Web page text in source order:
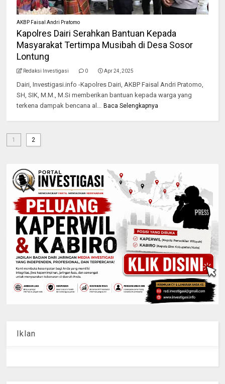
AKBP Faisal Andri Pratomo
Kapolres Dairi Serahkan Bantuan Kepada
Masyarakat Tertimpa Musibah di Desa Sosor
Lontung
Redaksi Investigasi 0 Apr 24, 2025
Dairi, Investigasi.info -Kapolres Dairi, AKBP Faisal Andri Pratomo,
SH, SIK, M.M., M.Si memberikan bantuan kepada warga yang
terkena dampak bencana al...
Baca Selengkapnya
1 2
Iklan